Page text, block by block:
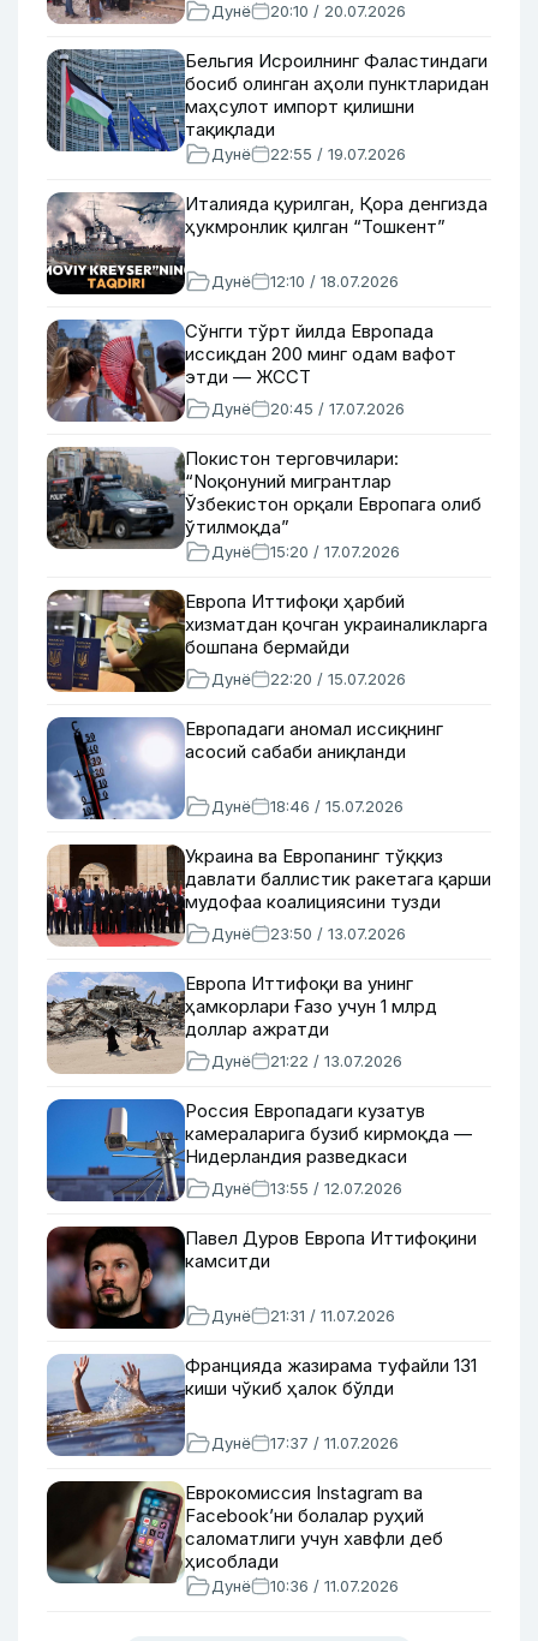
Дунё 20:10 / 20.07.2026
Бельгия Исроилнинг Фаластиндаги
босиб олинган аҳоли пунктларидан
маҳсулот импорт қилишни
тақиқлади
Дунё 22:55 / 19.07.2026
Италияда қурилган, Қора денгизда
ҳукмронлик қилган “Тошкент”
Дунё 12:10 / 18.07.2026
Сўнгги тўрт йилда Европада
иссиқдан 200 минг одам вафот
этди — ЖССТ
Дунё 20:45 / 17.07.2026
Покистон терговчилари:
“Nоқонуний мигрантлар
Ўзбекистон орқали Европага олиб
ўтилмоқда”
Дунё 15:20 / 17.07.2026
Европа Иттифоқи ҳарбий
хизматдан қочган украиналикларга
бошпана бермайди
Дунё 22:20 / 15.07.2026
Европадаги аномал иссиқнинг
асосий сабаби аниқланди
Дунё 18:46 / 15.07.2026
Украина ва Европанинг тўққиз
давлати баллистик ракетага қарши
мудофаа коалициясини тузди
Дунё 23:50 / 13.07.2026
Европа Иттифоқи ва унинг
ҳамкорлари Ғазо учун 1 млрд
доллар ажратди
Дунё 21:22 / 13.07.2026
Россия Европадаги кузатув
камераларига бузиб кирмоқда —
Нидерландия разведкаси
Дунё 13:55 / 12.07.2026
Павел Дуров Европа Иттифоқини
камситди
Дунё 21:31 / 11.07.2026
Францияда жазирама туфайли 131
киши чўкиб ҳалок бўлди
Дунё 17:37 / 11.07.2026
Еврокомиссия Instagram ва
Facebook’ни болалар руҳий
саломатлиги учун хавфли деб
ҳисоблади
Дунё 10:36 / 11.07.2026